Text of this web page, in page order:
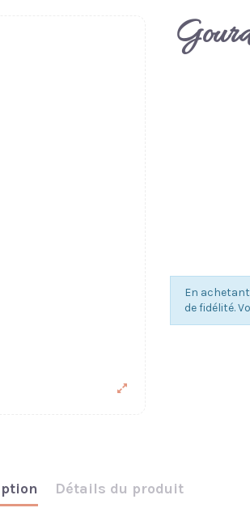
En
de fidélité.
Détails du produit